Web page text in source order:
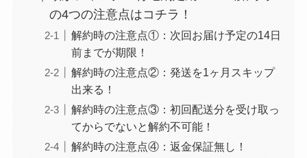
の4つの注意点はコチラ！
解約時の注意点①：次回お届け予定の14日
前までが期限！
解約時の注意点②：発送を1ヶ月スキップ
出来る！
解約時の注意点③：初回配送分を受け取っ
てからでないと解約不可能！
解約時の注意点④：返金保証無し！